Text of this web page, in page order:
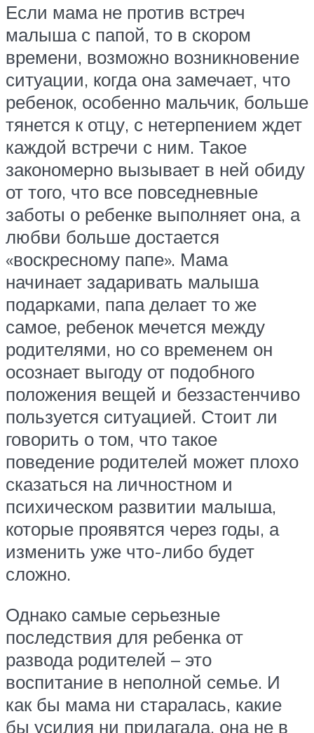
Если мама не против встреч
малыша с папой, то в скором
времени, возможно возникновение
ситуации, когда она замечает, что
ребенок, особенно мальчик, больше
тянется к отцу, с нетерпением ждет
каждой встречи с ним. Такое
закономерно вызывает в ней обиду
от того, что все повседневные
заботы о ребенке выполняет она, а
любви больше достается
«воскресному папе». Мама
начинает задаривать малыша
подарками, папа делает то же
самое, ребенок мечется между
родителями, но со временем он
осознает выгоду от подобного
положения вещей и беззастенчиво
пользуется ситуацией. Стоит ли
говорить о том, что такое
поведение родителей может плохо
сказаться на личностном и
психическом развитии малыша,
которые проявятся через годы, а
изменить уже что-либо будет
сложно.
Однако самые серьезные
последствия для ребенка от
развода родителей – это
воспитание в неполной семье. И
как бы мама ни старалась, какие
бы усилия ни прилагала, она не в